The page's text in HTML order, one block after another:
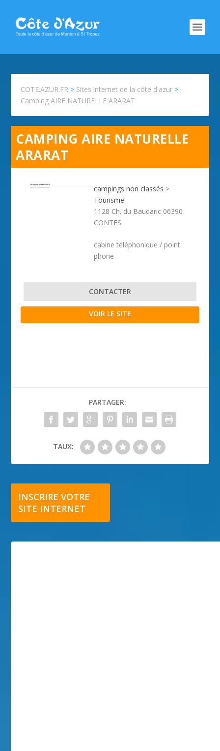
COTE.AZUR.FR > Sites internet de la côte d'azur >
Camping AIRE NATURELLE ARARAT
CAMPING AIRE NATURELLE
ARARAT
campings non classés >
Tourisme
1128 Ch. du Baudaric 06390
CONTES
cabine téléphonique / point
phone
CONTACTER
VOIR LE SITE
PARTAGER:
TAUX:
INSCRIRE VOTRE
SITE INTERNET